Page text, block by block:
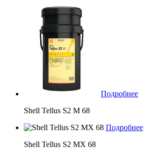
Подробнее
Shell Tellus S2 M 68
Подробнее
Shell Tellus S2 MX 68